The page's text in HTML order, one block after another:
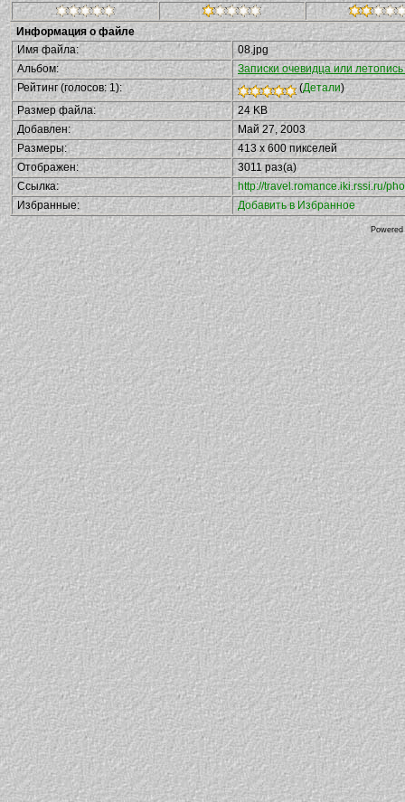
Информация о файле
Имя файла:
08.jpg
Альбом:
Записки очевидца или
Рейтинг (голосов: 1):
(Детали)
Размер файла:
24 KB
Добавлен:
Май 27, 2003
Размеры:
413 x 600 пикселей
Отображен:
3011 раз(а)
Ссылка:
http://travel.romance.iki.rssi.ru/
Избранные:
Добавить в Избранное